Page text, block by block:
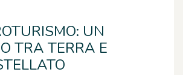
UN
TRA TERRA E